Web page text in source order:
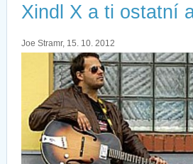
Xindl X a ti ostatní
Joe Stramr, 15. 10. 2012